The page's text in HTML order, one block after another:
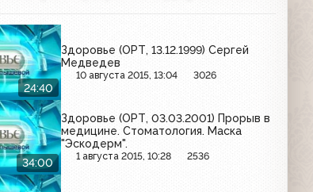
24:40
Здоровье (ОРТ, 13.12.1999) Сергей
Медведев
10 августа 2015, 13:04 3026
34:00
Здоровье (ОРТ, 03.03.2001) Прорыв в
медицине. Стоматология. Маска
"Эскодерм".
1 августа 2015, 10:28 2536